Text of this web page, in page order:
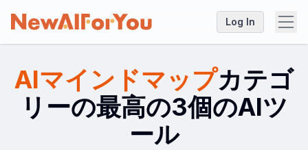
Log In
AIマインドマップカテゴ
リーの最高の3個のAIツ
ール